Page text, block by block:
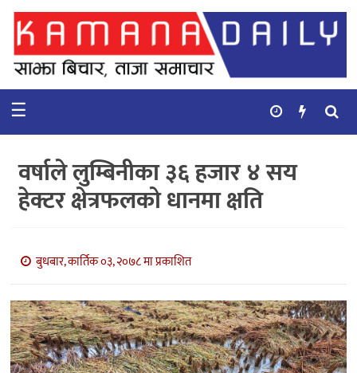
गृहपृष्ठ
समाचार
कुटनिती
कुराकानी
बाणिज्य
भिडियो
सिफारिस
☰
वर्षाले लुम्बिनीका ३६ हजार ४ सय
हेक्टर क्षेत्रफलको धानमा क्षति
बुधबार, कार्तिक ०३, २०७८ मा प्रकाशित